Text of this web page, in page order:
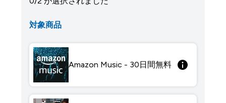
対象商品
Amazon Music - 30日間無料